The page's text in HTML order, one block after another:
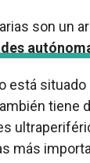
son un
está
tiene
más